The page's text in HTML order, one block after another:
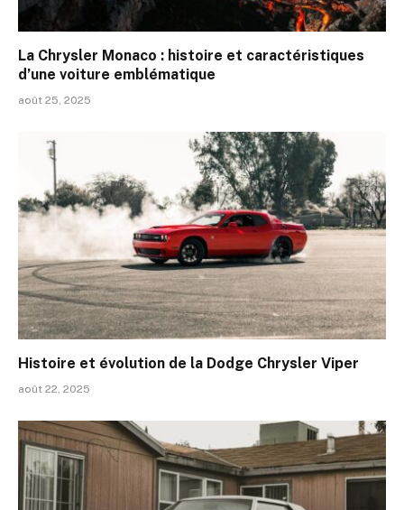
La Chrysler Monaco : histoire et caractéristiques
d’une voiture emblématique
août 25, 2025
Histoire et évolution de la Dodge Chrysler Viper
août 22, 2025